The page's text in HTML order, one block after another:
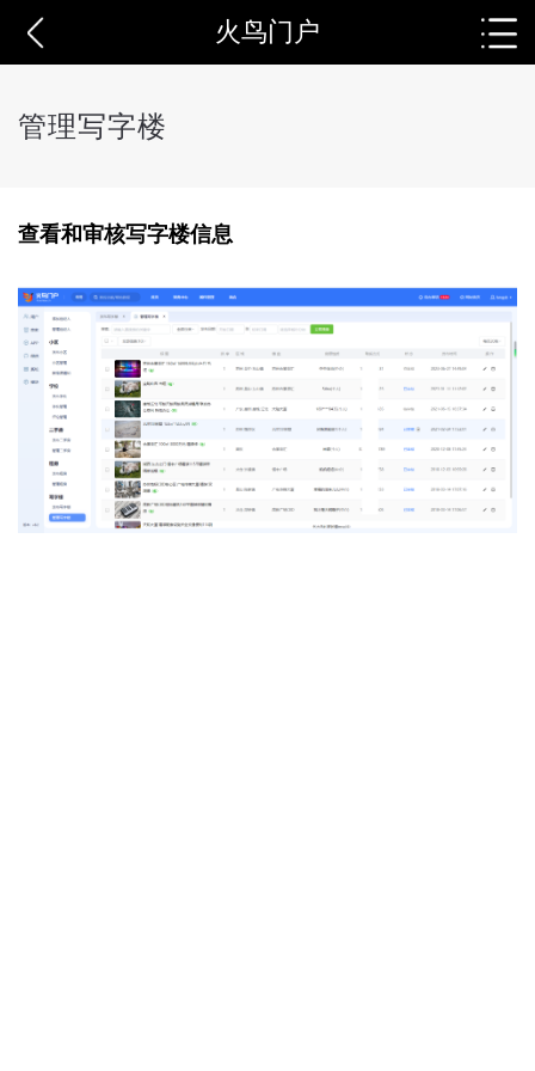
火鸟门户
管理写字楼
查看和审核写字楼信息